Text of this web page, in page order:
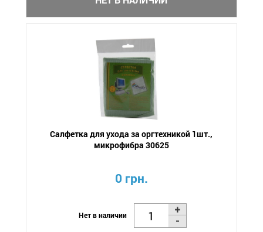
Салфетка для ухода за оргтехникой 1шт.,
микрофибра 30625
0 грн.
Нет в наличии